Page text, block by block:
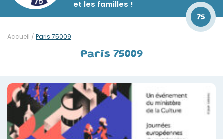
et les familles !
75
Paris 75009
Accueil / Paris 75009